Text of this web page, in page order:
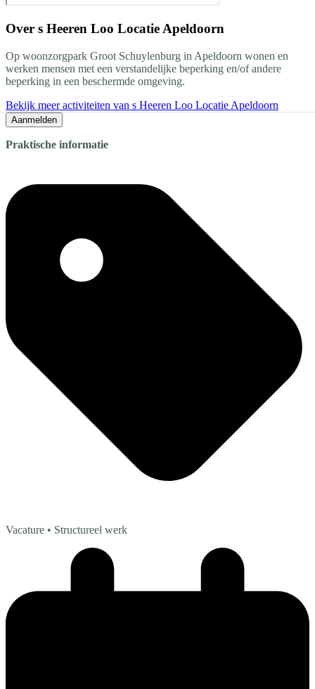
Over s Heeren Loo Locatie Apeldoorn
Op woonzorgpark Groot Schuylenburg in Apeldoorn wonen en
werken mensen met een verstandelijke beperking en/of andere
beperking in een beschermde omgeving.
Bekijk meer activiteiten van s Heeren Loo Locatie Apeldoorn
Aanmelden
Praktische informatie
Vacature • Structureel werk